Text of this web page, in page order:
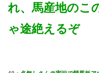
れ、馬産地のこ
ゃ途絶えるぞ